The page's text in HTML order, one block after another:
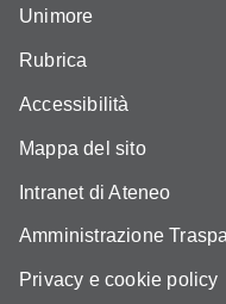
Unimore
Rubrica
Accessibilità
Mappa del sito
Intranet di Ateneo
Amministrazione
Privacy e cookie policy